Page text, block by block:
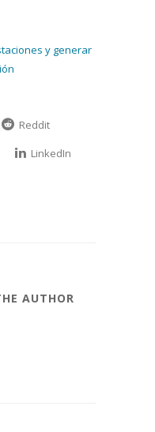
y generar
Reddit
LinkedIn
AUTHOR